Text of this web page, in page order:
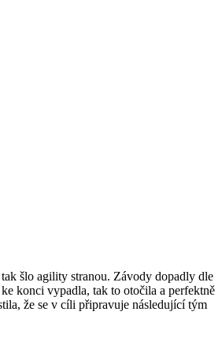
šlo agility stranou. Závody dopadly dle
konci vypadla, tak to otočila a perfektně
že se v cíli připravuje následující tým